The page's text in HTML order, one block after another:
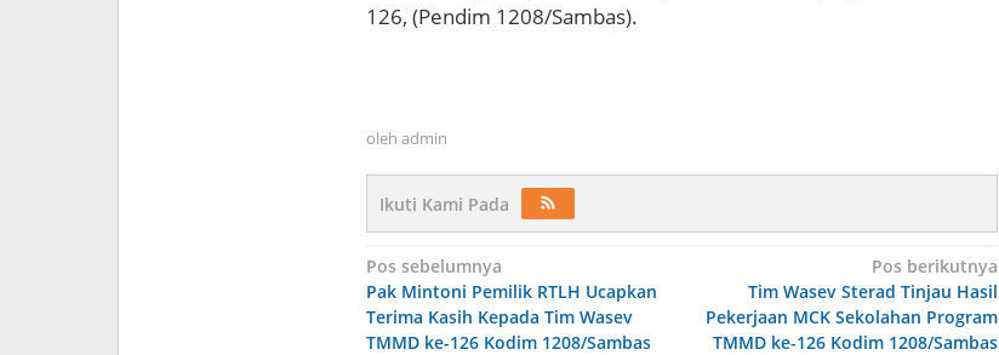
126, (Pendim 1208/Sambas).
oleh admin
Ikuti Kami Pada
Navigasi
pos
Pos sebelumnya
Pak Mintoni Pemilik RTLH Ucapkan
Terima Kasih Kepada Tim Wasev
TMMD ke-126 Kodim 1208/Sambas
Pos berikutnya
Tim Wasev Sterad Tinjau Hasil
Pekerjaan MCK Sekolahan Program
TMMD ke-126 Kodim 1208/Sambas